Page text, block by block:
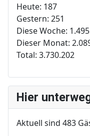
Heute: 187
Gestern: 251
Diese Woche: 1.495
Dieser Monat:
Total: 3.730.202
Hier
Aktuell sind 483